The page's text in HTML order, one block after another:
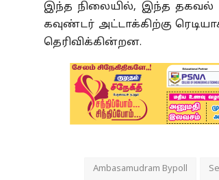
இந்த நிலையில், இந்த தகவல்
கவுண்டர் அட்டாக்கிற்கு
தெரிவிக்கின்றன.
Ambasamudram Bypoll